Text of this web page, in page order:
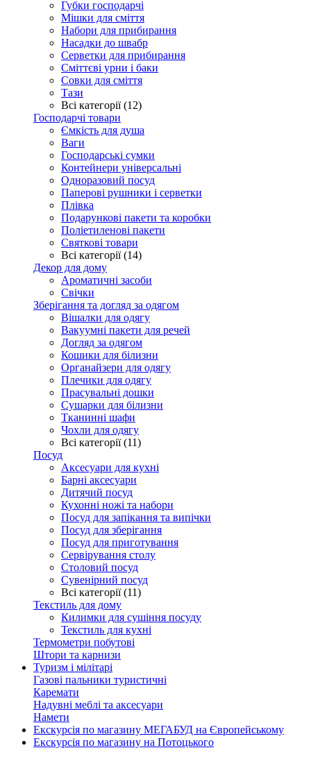
Губки господарчі
Мішки для сміття
Набори для прибирання
Насадки до швабр
Серветки для прибирання
Сміттєві урни і баки
Совки для сміття
Тази
Всі категорії (12)
Господарчі товари
Ємкість для душа
Ваги
Господарські сумки
Контейнери універсальні
Одноразовий посуд
Паперові рушники і серветки
Плівка
Подарункові пакети та коробки
Поліетиленові пакети
Святкові товари
Всі категорії (14)
Декор для дому
Ароматичні засоби
Свічки
Зберігання та догляд за одягом
Вішалки для одягу
Вакуумні пакети для речей
Догляд за одягом
Кошики для білизни
Органайзери для одягу
Плечики для одягу
Прасувальні дошки
Сушарки для білизни
Тканинні шафи
Чохли для одягу
Всі категорії (11)
Посуд
Аксесуари для кухні
Барні аксесуари
Дитячий посуд
Кухонні ножі та набори
Посуд для запікання та випічки
Посуд для зберігання
Посуд для приготування
Сервірування столу
Столовий посуд
Сувенірний посуд
Всі категорії (11)
Текстиль для дому
Килимки для сушіння посуду
Текстиль для кухні
Термометри побутові
Штори та карнизи
Туризм і мілітарі
Газові пальники туристичні
Каремати
Надувні меблі та аксесуари
Намети
Екскурсія по магазину МЕГАБУД на Європейському
Екскурсія по магазину на Потоцького